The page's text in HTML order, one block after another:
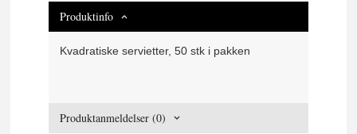
Produktinfo
Kvadratiske servietter, 50 stk i pakken
Produktanmeldelser (0)